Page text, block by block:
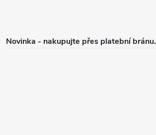
Novinka - nakupujte přes platební bránu.